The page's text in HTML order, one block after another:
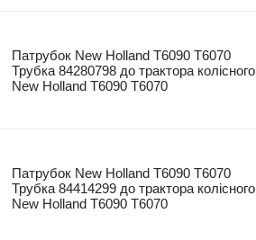
Патрубок New Holland Т6090 Т6070
Трубка 84280798 до трактора колісного
New Holland T6090 T6070
Патрубок New Holland Т6090 Т6070
Трубка 84414299 до трактора колісного
New Holland T6090 T6070